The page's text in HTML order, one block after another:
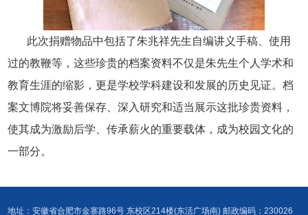
此次捐赠物品中包括了朱兆祥先生自编讲义手稿、使用
过的教鞭等，这些珍贵的档案资料不仅是朱先生个人学术和
教育生涯的缩影，更是学校学科建设和发展的历史见证。档
案文博院将妥善保存、深入研究和适当展示这批珍贵资料，
使其成为激励后学、传承薪火的重要载体，成为校园文化的
一部分。
地址：安徽省合肥市金寨路96号 东校区214楼(东活广场南) 邮政编码：230026